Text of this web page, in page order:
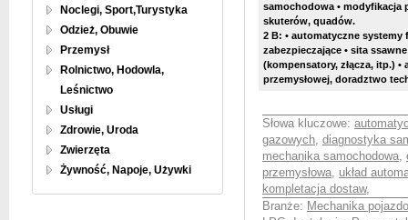
Noclegi, Sport,Turystyka
Odzież, Obuwie
Przemysł
Rolnictwo, Hodowla,
Leśnictwo
Usługi
Zdrowie, Uroda
Zwierzęta
Żywność, Napoje, Używki
samochodowa • modyfikacja
skuterów, quadów.
2 B: • automatyczne systemy
zabezpieczające • sita
(kompensatory, złącza, itp.) •
przemysłowej, doradztwo
Słowa kluczowe:
gazowych, diagnostyka
mechanika samochodowa,
przemysłowa, układ
kompletacja dostaw,
Branże: Mechanika